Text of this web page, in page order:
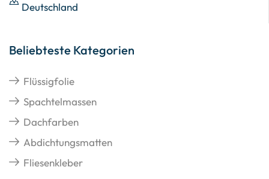
Deutschland
Beliebteste Kategorien
Flüssigfolie
Spachtelmassen
Dachfarben
Abdichtungsmatten
Fliesenkleber